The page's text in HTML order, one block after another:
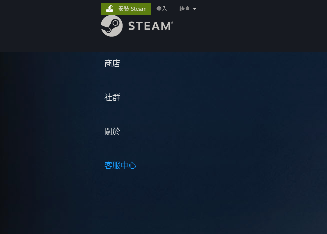
商店
社群
關於
客服中心
安裝 Steam 登入 語言